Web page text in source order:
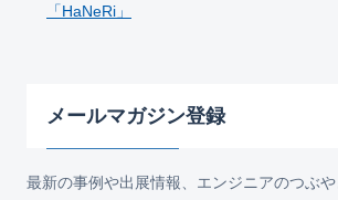
「HaNeRi」
メールマガジン登録
最新の事例や出展情報、エンジニアのつぶや